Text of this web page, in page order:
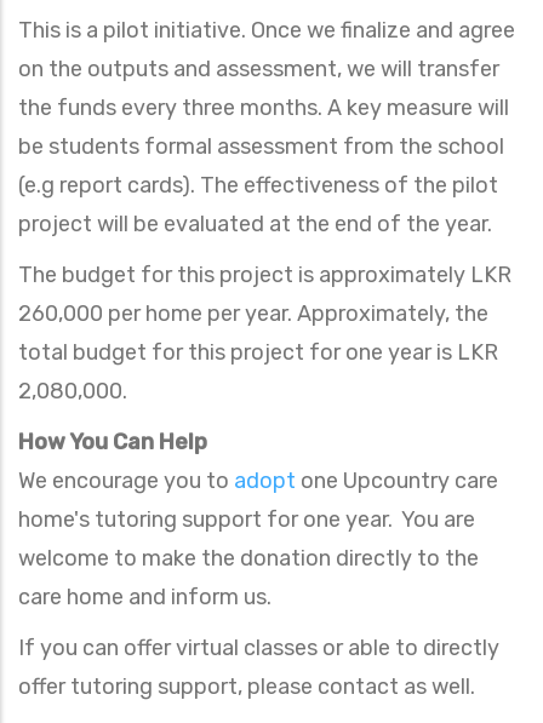
This is a pilot initiative. Once we finalize and agree
on the outputs and assessment, we will transfer
the funds every three months. A key measure will
be students formal assessment from the school
(e.g report cards). The effectiveness of the pilot
project will be evaluated at the end of the year.
The budget for this project is approximately LKR
260,000 per home per year. Approximately, the
total budget for this project for one year is LKR
2,080,000.
How You Can Help
We encourage you to adopt one Upcountry care
home's tutoring support for one year. You are
welcome to make the donation directly to the
care home and inform us.
If you can offer virtual classes or able to directly
offer tutoring support, please contact as well.